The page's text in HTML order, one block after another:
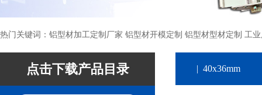
热门关键词：铝型材加工定制厂家 铝型材开模定制 铝型材型材定制 工
点击下载产品目录 | 40x36mm